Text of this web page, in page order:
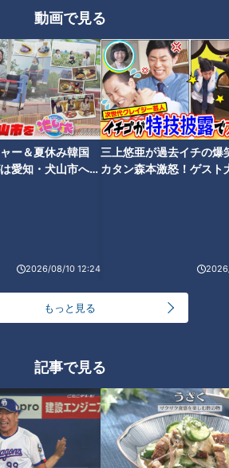
動画で見る
ー＆夏休み韓国
愛知・犬山市へ
2026/08/10 12:24
三上悠亜が過去イチの爆
カタン森本激怒！ゲスト
もっと見る
記事で見る
水から上がってきました。立った！ドア
た！歩きました！」
ップするように上手に歩いています。
は何のために歩くのか、飼育員の南さ